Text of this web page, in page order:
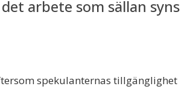
arbete som sällan syns
spekulanternas tillgänglighet